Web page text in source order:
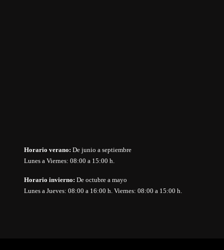
Horario verano: De junio a septiembre
Lunes a Viernes: 08:00 a 15:00 h.
Horario invierno: De octubre a mayo
Lunes a Jueves: 08:00 a 16:00 h. Viernes: 08:00 a 15:00 h.